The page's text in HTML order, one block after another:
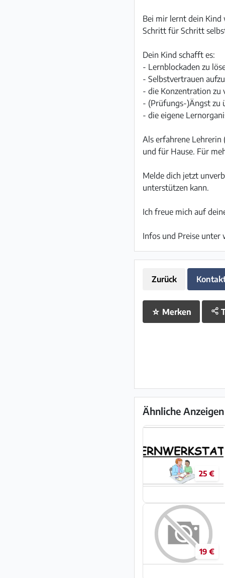
Bei mir lernt dein
Schritt für Schritt
Dein Kind schafft es:
- Lernblockaden zu
- Selbstvertrauen
- die Konzentration zu
- (Prüfungs-)Ängst zu
- die eigene
Als erfahrene Lehrerin
und für Hause. Für
Melde dich jetzt
unterstützen kann.
Ich freue mich auf
Infos und Preise
Zurück
☆ Merken
Ähnliche Anzeigen
25 €
19 €